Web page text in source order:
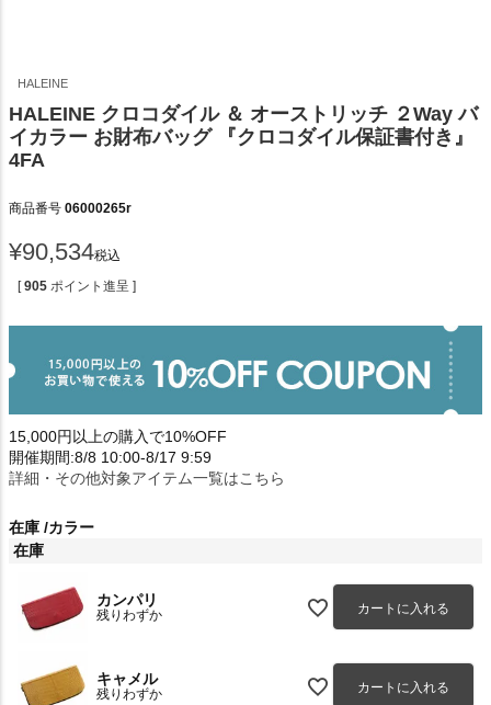
HALEINE
HALEINE クロコダイル ＆ オーストリッチ ２Way バ
イカラー お財布バッグ 『クロコダイル保証書付き』
4FA
商品番号 06000265r
¥90,534税込
[ 905 ポイント進呈 ]
15,000円以上の購入で10%OFF
開催期間:8/8 10:00-8/17 9:59
詳細・その他対象アイテム一覧はこちら
在庫 カラー
在庫
カンパリ
残りわずか カートに入れる
キャメル
残りわずか カートに入れる